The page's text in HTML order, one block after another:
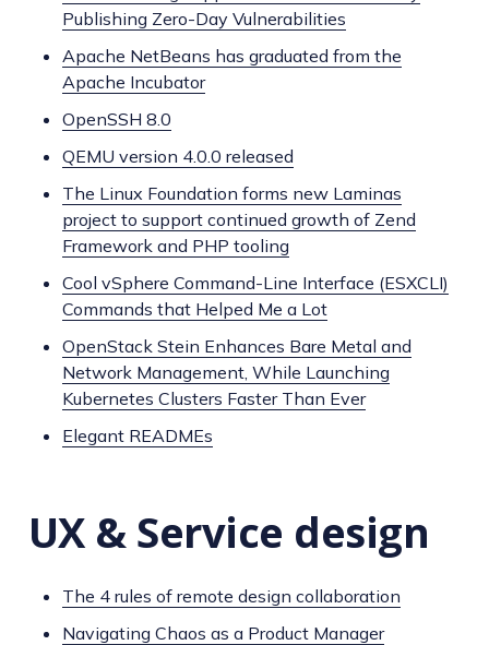
Publishing Zero-Day Vulnerabilities
Apache NetBeans has graduated from the
Apache Incubator
OpenSSH 8.0
QEMU version 4.0.0 released
The Linux Foundation forms new Laminas
project to support continued growth of Zend
Framework and PHP tooling
Cool vSphere Command-Line Interface (ESXCLI)
Commands that Helped Me a Lot
OpenStack Stein Enhances Bare Metal and
Network Management, While Launching
Kubernetes Clusters Faster Than Ever
Elegant READMEs
UX & Service design
The 4 rules of remote design collaboration
Navigating Chaos as a Product Manager